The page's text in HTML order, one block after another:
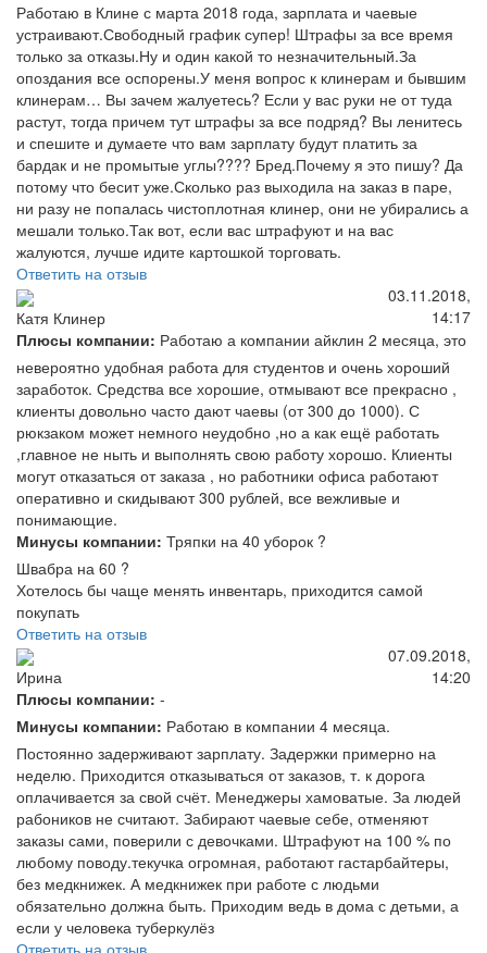
Работаю в Клине с марта 2018 года, зарплата и чаевые
устраивают.Свободный график супер! Штрафы за все время
только за отказы.Ну и один какой то незначительный.За
опоздания все оспорены.У меня вопрос к клинерам и бывшим
клинерам… Вы зачем жалуетесь? Если у вас руки не от туда
растут, тогда причем тут штрафы за все подряд? Вы ленитесь
и спешите и думаете что вам зарплату будут платить за
бардак и не промытые углы???? Бред.Почему я это пишу? Да
потому что бесит уже.Сколько раз выходила на заказ в паре,
ни разу не попалась чистоплотная клинер, они не убирались а
мешали только.Так вот, если вас штрафуют и на вас
жалуются, лучше идите картошкой торговать.
Ответить на отзыв
Катя Клинер
03.11.2018,
14:17
Плюсы компании: Работаю а компании айклин 2 месяца, это
невероятно удобная работа для студентов и очень хороший
заработок. Средства все хорошие, отмывают все прекрасно ,
клиенты довольно часто дают чаевы (от 300 до 1000). С
рюкзаком может немного неудобно ,но а как ещё работать
,главное не ныть и выполнять свою работу хорошо. Клиенты
могут отказаться от заказа , но работники офиса работают
оперативно и скидывают 300 рублей, все вежливые и
понимающие.
Минусы компании: Тряпки на 40 уборок ?
Швабра на 60 ?
Хотелось бы чаще менять инвентарь, приходится самой
покупать
Ответить на отзыв
Ирина
07.09.2018,
14:20
Плюсы компании: -
Минусы компании: Работаю в компании 4 месяца.
Постоянно задерживают зарплату. Задержки примерно на
неделю. Приходится отказываться от заказов, т. к дорога
оплачивается за свой счёт. Менеджеры хамоватые. За людей
рабоников не считают. Забирают чаевые себе, отменяют
заказы сами, поверили с девочками. Штрафуют на 100 % по
любому поводу.текучка огромная, работают гастарбайтеры,
без медкнижек. А медкнижек при работе с людьми
обязательно должна быть. Приходим ведь в дома с детьми, а
если у человека туберкулёз
Ответить на отзыв